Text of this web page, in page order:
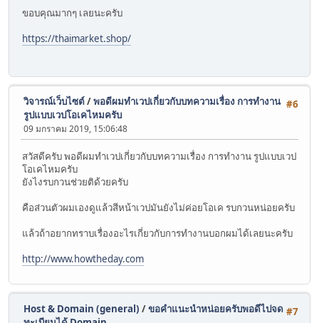
ขอบคุณมากๆ เลยนะครับ
https://thaimarket.shop/
#6
วิจารณ์เว็บไซต์/พอดีผมทำเวปเกี่ยวกับบทความเรื่อง การทำงาน
รูปแบบเวปโอเคไหมครับ
09 มกราคม 2019, 15:06:48
สวัสดีครับ พอดีผมทำเวปเกี่ยวกับบทความเรื่อง การทำงาน รูปแบบเวป
โอเคไหมครับ
ยังไงรบกวนช่วยติด้วยครับ
คือส่วนตัวผมเองดูแล้วสีหน้าเวปมันยังไม่ค่อยโอเค รบกวนหน่อยครับ
แล้วถ้าอยากทราบเรื่องอะไรเกี่ยวกับการทำงานบอกผมได้เลยนะครับ
http://www.howtheday.com
#7
Host & Domain (general) /ขอคำแนะนำหน่อยครับพอดีไปจด